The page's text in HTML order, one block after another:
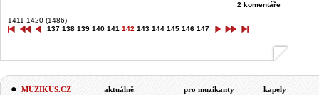
2 komentáře
1411-1420 (1486)
137 138 139 140 141 142 143 144 145 146 147
MUZIKUS.CZ
aktuálně
pro muzikanty
kapely